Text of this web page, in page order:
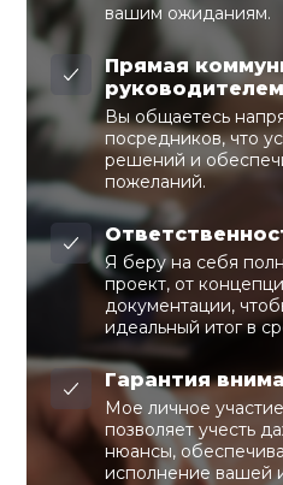
вашим ожиданиям.
Прямая
руководителем
Вы общаетесь
посредников, что
решений и
пожеланий.
Я беру на себя
проект, от
документации,
идеальный итог в
Гарантия
Мое личное
позволяет учесть
нюансы,
исполнение вашей